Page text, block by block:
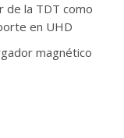
de la TDT como
en UHD
magnético